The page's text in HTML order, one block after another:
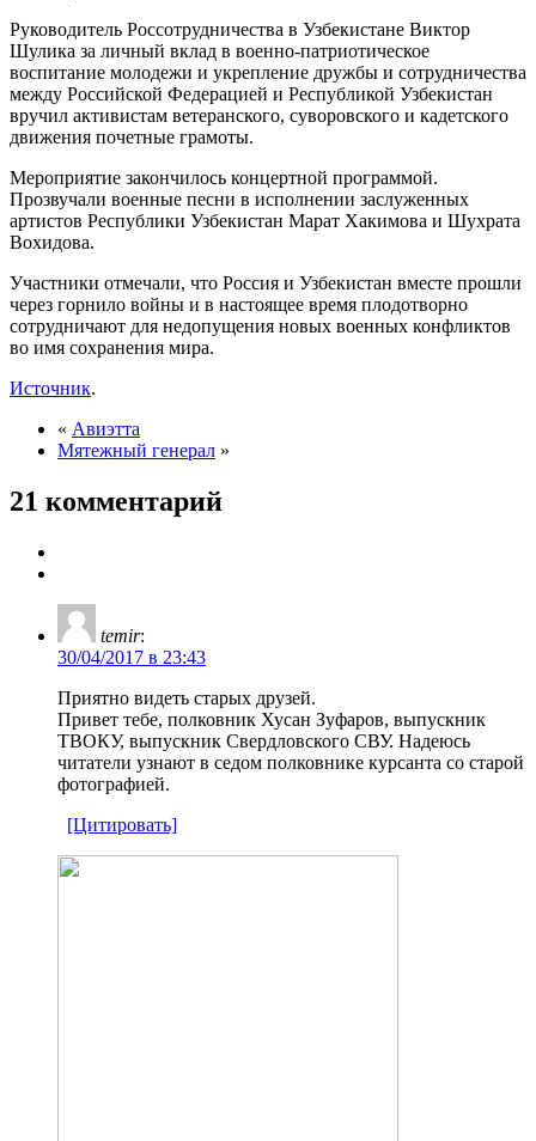
Руководитель Россотрудничества в Узбекистане Виктор
Шулика за личный вклад в военно-патриотическое
воспитание молодежи и укрепление дружбы и сотрудничества
между Российской Федерацией и Республикой Узбекистан
вручил активистам ветеранского, суворовского и кадетского
движения почетные грамоты.
Мероприятие закончилось концертной программой.
Прозвучали военные песни в исполнении заслуженных
артистов Республики Узбекистан Марат Хакимова и Шухрата
Вохидова.
Участники отмечали, что Россия и Узбекистан вместе прошли
через горнило войны и в настоящее время плодотворно
сотрудничают для недопущения новых военных конфликтов
во имя сохранения мира.
Источник.
« Авиэтта
Мятежный генерал »
21 комментарий
temir:
30/04/2017 в 23:43
Приятно видеть старых друзей.
Привет тебе, полковник Хусан Зуфаров, выпускник
ТВОКУ, выпускник Свердловского СВУ. Надеюсь
читатели узнают в седом полковнике курсанта со старой
фотографией.
[Цитировать]